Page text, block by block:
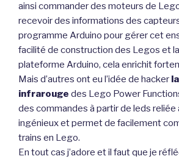
ainsi commander des moteurs de
recevoir des informations des
programme Arduino pour gérer cet
facilité de construction des Legos et
plateforme Arduino, cela enrichit
Mais d’autres ont eu l’idée de hacker
infrarouge des Lego Power
des commandes à partir de leds reliée
ingénieux et permet de facilement
trains en Lego.
En tout cas j’adore et il faut que je